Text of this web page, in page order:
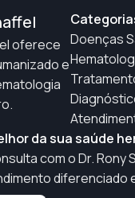
oferece
e
Doenças
da sua saúde
com o Dr. Rony
diferenciado